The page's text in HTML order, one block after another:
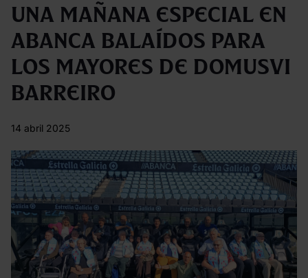
Una mañana especial en
Abanca Balaídos para
los mayores de DomusVi
Barreiro
14 abril 2025